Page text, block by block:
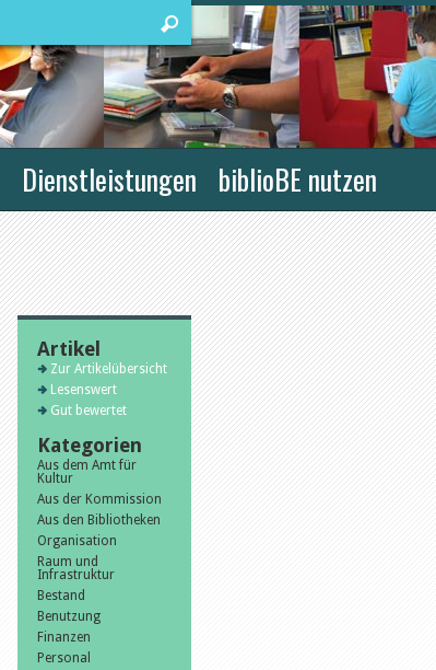
Dienstleistungen biblioBE nutzen
Artikel
Zur Artikelübersicht
Lesenswert
Gut bewertet
Kategorien
Aus dem Amt für
Kultur
Aus der Kommission
Aus den Bibliotheken
Organisation
Raum und
Infrastruktur
Bestand
Benutzung
Finanzen
Personal